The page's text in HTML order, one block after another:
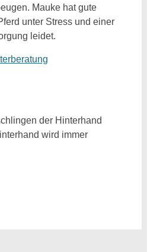
Mauke hat gute
unter Stress und einer
leidet.
der Hinterhand
wird immer